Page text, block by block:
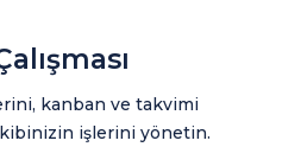
kanban ve takvimi
işlerini yönetin.